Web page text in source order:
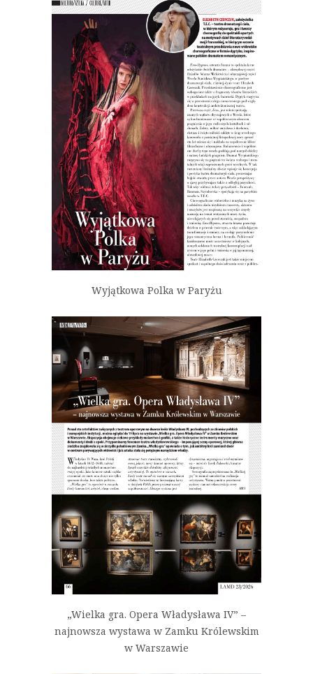
Wyjątkowa Polka w Paryżu
„Wielka gra. Opera Władysława IV” –
najnowsza wystawa w Zamku Królewskim
w Warszawie